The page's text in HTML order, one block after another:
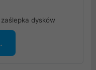
dysków